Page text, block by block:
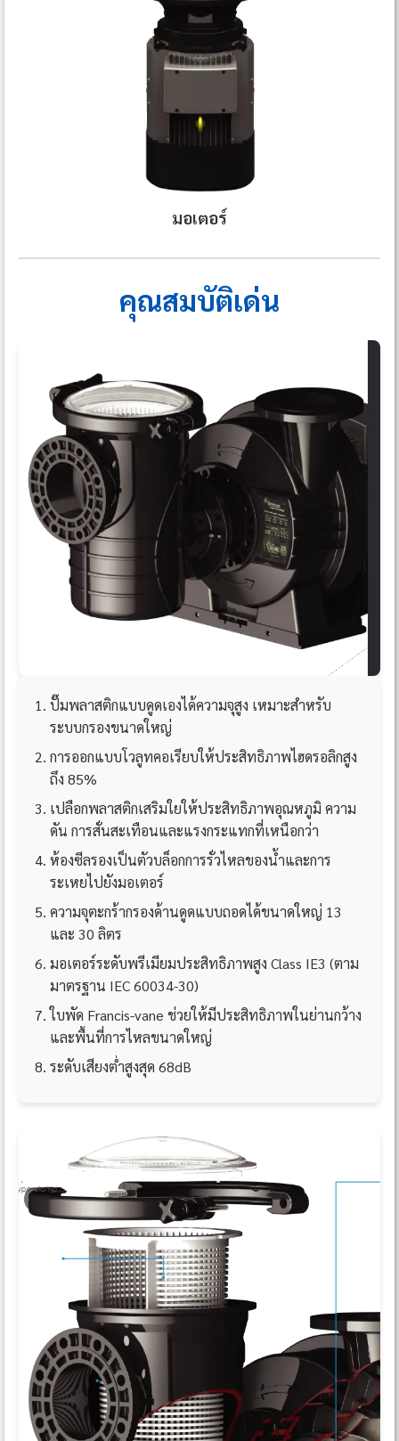
มอเตอร์
คุณสมบัติเด่น
ปั๊มพลาสติกแบบดูดเองได้ความจุสูง เหมาะสำหรับ
ระบบกรองขนาดใหญ่
การออกแบบโวลูทคอเรียบให้ประสิทธิภาพไฮดรอลิกสูง
ถึง 85%
เปลือกพลาสติกเสริมใยให้ประสิทธิภาพอุณหภูมิ ความ
ดัน การสั่นสะเทือนและแรงกระแทกที่เหนือกว่า
ห้องซีลรองเป็นตัวบล็อกการรั่วไหลของน้ำและการ
ระเหยไปยังมอเตอร์
ความจุตะกร้ากรองด้านดูดแบบถอดได้ขนาดใหญ่ 13
และ 30 ลิตร
มอเตอร์ระดับพรีเมียมประสิทธิภาพสูง Class IE3 (ตาม
มาตรฐาน IEC 60034-30)
ใบพัด Francis-vane ช่วยให้มีประสิทธิภาพในย่านกว้าง
และพื้นที่การไหลขนาดใหญ่
ระดับเสียงต่ำสูงสุด 68dB